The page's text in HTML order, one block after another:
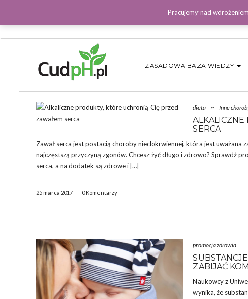
ZASADOWA BAZA WIEDZY
dieta ~ Inne
ALKALICZNE
SERCA
Zawał serca jest postacią choroby niedokrwiennej, która jest uważana
najczęstszą przyczyną zgonów. Chcesz żyć długo i zdrowo? Sprawdź
serca, a na dodatek są zdrowe i […]
25 marca 2017 - 0 Komentarzy
promocja zdrowia
ZABIJAĆ
Naukowcy z
wynika, że
Pracujemy nad